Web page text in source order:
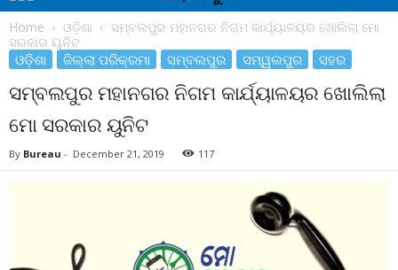
Home ଓଡ଼ିଶା
ସମ୍ବଲପୁର ମହାନଗର ନିଗମ କାର୍ଯ୍ୟାଳୟର ଖୋଲିଲା ମୋ
ସରକାର ୟୁନିଟ
ଓଡ଼ିଶା ଜିଲ୍ଲା ପରିକ୍ରମା ସମ୍ବଲପୁର ସମ୍ୱଲପୁର ସହର
ସମ୍ବଲପୁର ମହାନଗର ନିଗମ କାର୍ଯ୍ୟାଳୟର ଖୋଲିଲା
ମୋ ସରକାର ୟୁନିଟ
By Bureau - December 21, 2019 117